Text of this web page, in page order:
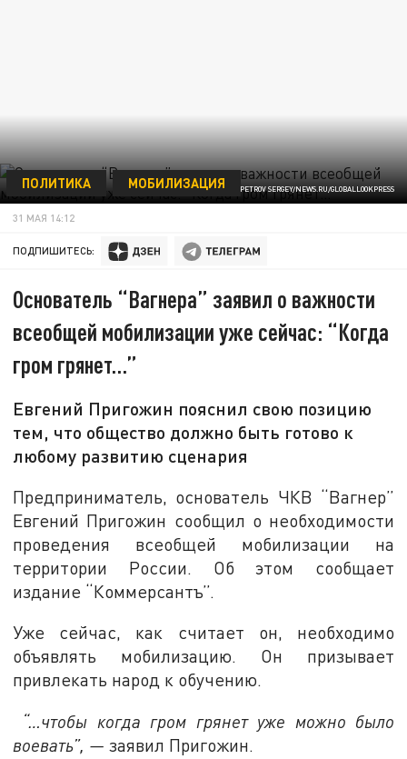
ФОТО: PETROV SERGEY/NEWS.RU/GLOBALLOOKPRESS
ПОЛИТИКА МОБИЛИЗАЦИЯ
31 МАЯ 14:12
ПОДПИШИТЕСЬ:
Основатель “Вагнера” заявил о важности
всеобщей мобилизации уже сейчас: “Когда
гром грянет…”
Евгений Пригожин пояснил свою позицию
тем, что общество должно быть готово к
любому развитию сценария
Предприниматель, основатель ЧКВ “Вагнер”
Евгений Пригожин сообщил о необходимости
проведения всеобщей мобилизации на
территории России. Об этом сообщает
издание “Коммерсантъ”.
Уже сейчас, как считает он, необходимо
объявлять мобилизацию. Он призывает
привлекать народ к обучению.
“…чтобы когда гром грянет уже можно было
воевать”, —заявил Пригожин.